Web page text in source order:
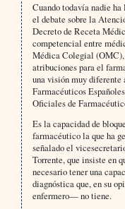
Cuando todavía nadie ha
el debate sobre la
Decreto de Receta
competencial entre
Médica Colegial (OMC),
atribuciones para el
una visión muy diferente
Farmacéuticos
Oficiales de
Es la capacidad de
farmacéutico la que ha
señalado el
Torrente, que insiste en
necesario tener una
diagnóstica que, en su
enfermero— no tiene.